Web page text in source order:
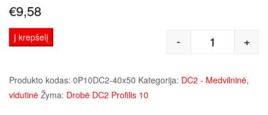
€9,58
produkto
- +
Į krepšelį
Produkto kodas: 0P10DC2-40x50 Kategorija: DC2 - Medvilninė,
vidutinė Žyma: Drobė DC2 Profilis 10